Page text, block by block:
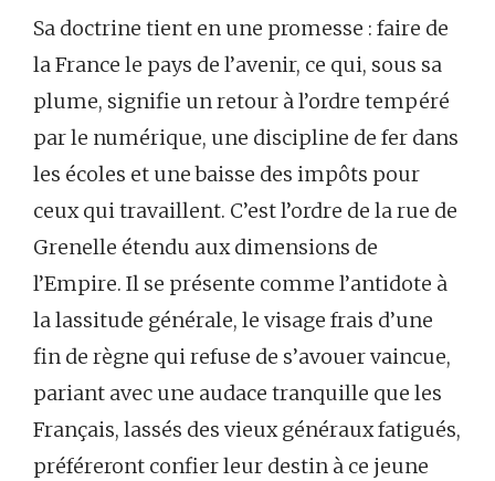
Sa doctrine tient en une promesse : faire de
la France le pays de l’avenir, ce qui, sous sa
plume, signifie un retour à l’ordre tempéré
par le numérique, une discipline de fer dans
les écoles et une baisse des impôts pour
ceux qui travaillent. C’est l’ordre de la rue de
Grenelle étendu aux dimensions de
l’Empire. Il se présente comme l’antidote à
la lassitude générale, le visage frais d’une
fin de règne qui refuse de s’avouer vaincue,
pariant avec une audace tranquille que les
Français, lassés des vieux généraux fatigués,
préféreront confier leur destin à ce jeune